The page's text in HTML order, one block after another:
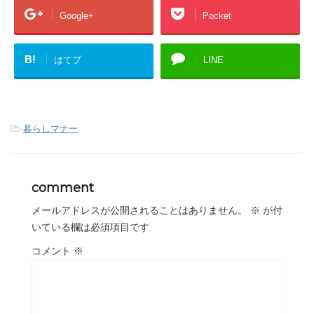
Google+ Pocket
B! はてブ LINE
-暮らしマナー
comment
メールアドレスが公開されることはありません。 ※ が付
いている欄は必須項目です
コメント ※